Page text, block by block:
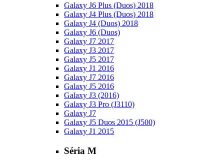
Galaxy J6 Plus (Duos) 2018
Galaxy J4 Plus (Duos) 2018
Galaxy J4 (Duos) 2018
Galaxy J6 (Duos)
Galaxy J7 2017
Galaxy J3 2017
Galaxy J5 2017
Galaxy J1 2016
Galaxy J7 2016
Galaxy J5 2016
Galaxy J3 (2016)
Galaxy J3 Pro (J3110)
Galaxy J7
Galaxy J5 Duos 2015 (J500)
Galaxy J1 2015
Séria M